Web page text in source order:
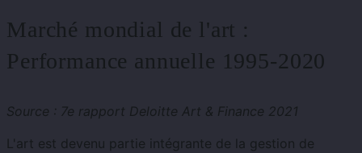
Marché mondial de l'art :
Performance annuelle 1995-2020
Source : 7e rapport Deloitte Art & Finance 2021
L'art est devenu partie intégrante de la gestion de